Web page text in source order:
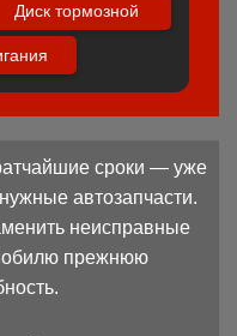
Диск тормозной
сроки — уже
автозапчасти.
неисправные
прежнюю